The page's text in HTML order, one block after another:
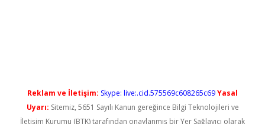
Reklam ve İletişim: Skype: live:.cid.575569c608265c69Yasal
Uyarı: Sitemiz, 5651 Sayılı Kanun gereğince Bilgi Teknolojileri ve
İletişim Kurumu (BTK) tarafından onaylanmış bir Yer Sağlayıcı olarak